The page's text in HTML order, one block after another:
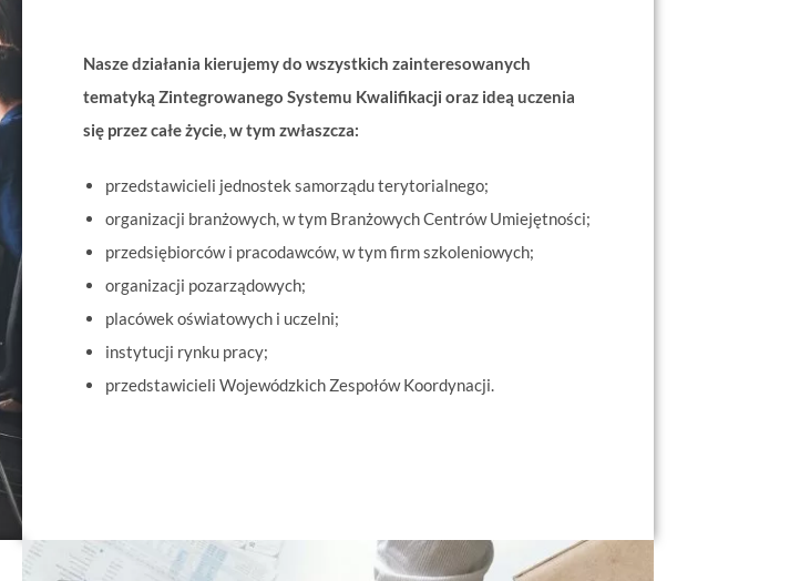
Nasze działania kierujemy do wszystkich zainteresowanych
tematyką Zintegrowanego Systemu Kwalifikacji oraz ideą uczenia
się przez całe życie, w tym zwłaszcza:
przedstawicieli jednostek samorządu terytorialnego;
organizacji branżowych, w tym Branżowych Centrów Umiejętności;
przedsiębiorców i pracodawców, w tym firm szkoleniowych;
organizacji pozarządowych;
placówek oświatowych i uczelni;
instytucji rynku pracy;
przedstawicieli Wojewódzkich Zespołów Koordynacji.